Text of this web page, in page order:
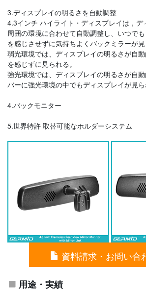
3.ディスプレイの明るさを自動調整
4.3インチ ハイライト・ディスプレイは，デ
周囲の環境に合わせて自動調整し、いつで
を感じさせずに気持ちよくバックミラーが見
弱光環境では、ディスプレイの明るさが自
を感じずに見られる。
強光環境では、ディスプレイの明るさが自
バーに強光環境の中でもディスプレイが見ら
4.バックモニター
5.世界特許 取替可能なホルダーシステム
資料請求・お問い合
用途・実績